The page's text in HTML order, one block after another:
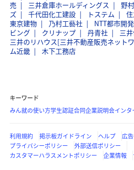
売
三井倉庫ホールディングス
野
ズ
千代田化工建設 トステム
東京建物
乃村工藝社 NTT都市開発
ビング
クリナップ 丹青社
三
三井のリハウス[三井不動産販売ネット
ム近畿
木下工務店
キーワード
みん就の使い方学生認証合同企業説明会インタ
利用規約 掲示板ガイドライン ヘルプ 広
プライバシーポリシー
外部送信ポリシー
カスタマーハラスメントポリシー
企業情報